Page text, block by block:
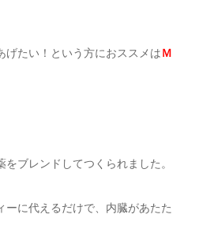
げたい！という方におススメはＭ
ブレンドしてつくられました。
ーに代えるだけで、内臓があたた